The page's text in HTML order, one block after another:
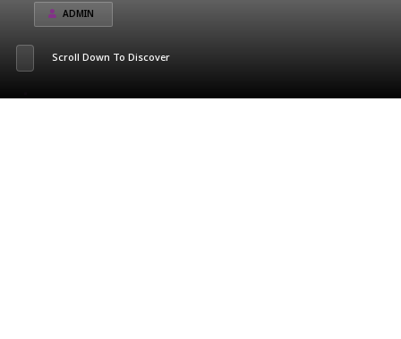
ADMIN
Scroll Down To Discover